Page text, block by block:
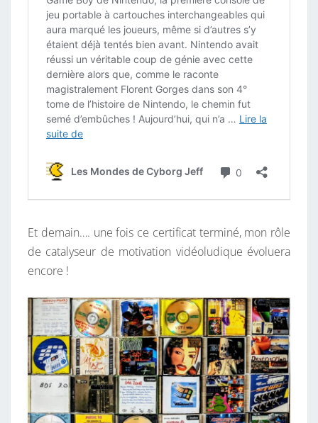
Et demain…. une fois ce certificat terminé, mon rôle
de catalyseur de motivation vidéoludique évoluera
encore !